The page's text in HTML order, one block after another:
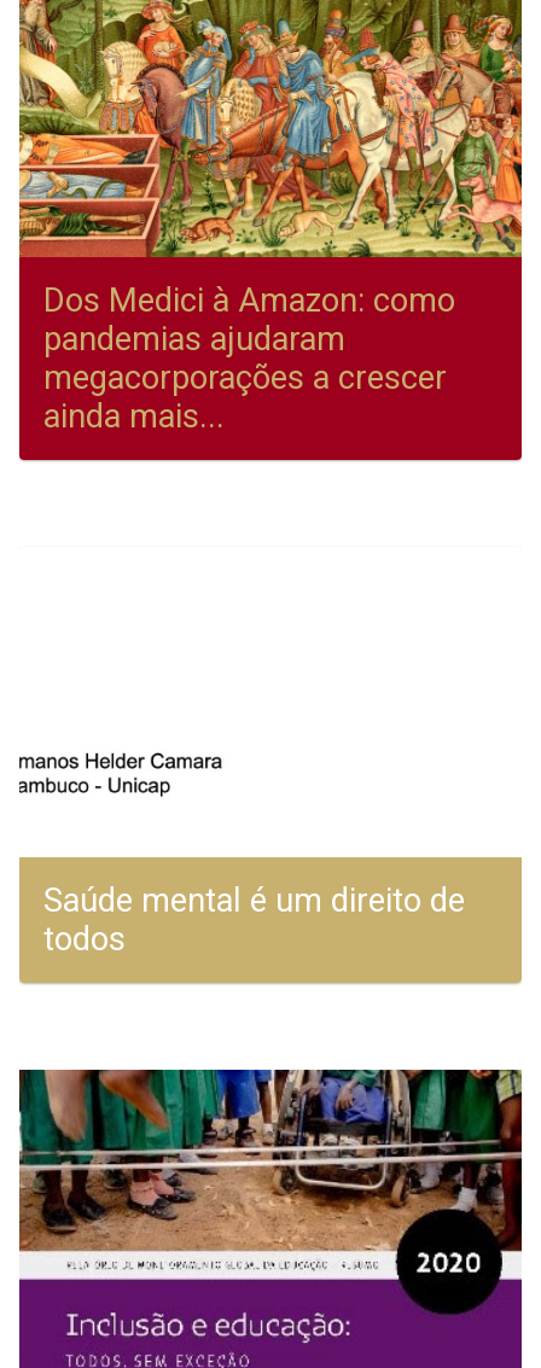
Dos Medici à Amazon: como
pandemias ajudaram
megacorporações a crescer
ainda mais...
Saúde mental é um direito de
todos